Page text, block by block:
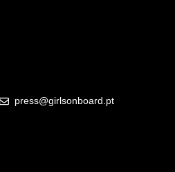
press@girlsonboard.pt